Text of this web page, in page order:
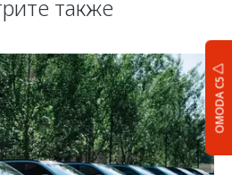
OMODA C5
также